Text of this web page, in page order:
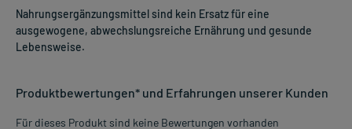
Nahrungsergänzungsmittel sind kein Ersatz für eine
ausgewogene, abwechslungsreiche Ernährung und gesunde
Lebensweise.
Produktbewertungen* und Erfahrungen unserer Kunden
Für dieses Produkt sind keine Bewertungen vorhanden